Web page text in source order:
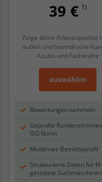
39 €1)
Zeige deine Arbeitsqualität
außen und beeindrucke
Azubis und Fachkräfte
auswählen
Bewertungen sammeln
Geprüfte
ISO Norm
Modernes Betriebsprofil
Strukturierte Daten für KI-
gestützte Suchmaschinen